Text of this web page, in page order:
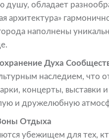
душу, обладает
архитектура»
наполнены
Духа
наследием, что
концерты, выставки
и дружелюбную
Отдыха
убежищем для тех,